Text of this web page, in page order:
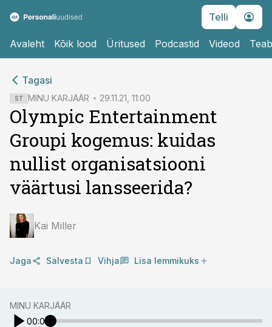
Telli
Avaleht Kõik lood Üritused Podcastid Videod
Tagasi
ST MINU KARJÄÄR 29.11.21, 11:00
Olympic Entertainment
Groupi kogemus: kuidas
nullist organisatsiooni
väärtusi lansseerida?
Kai Miller
Jaga Salvesta Vihja Lisa lemmikuks
MINU KARJÄÄR
00:00